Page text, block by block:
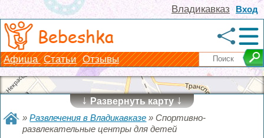
Вход
Владикавказ
Bebeshka
Афиша Статьи Отзывы
↓Развернуть карту↓
»Развлечения в Владикавказе »Спортивно-
развлекательные центры для детей